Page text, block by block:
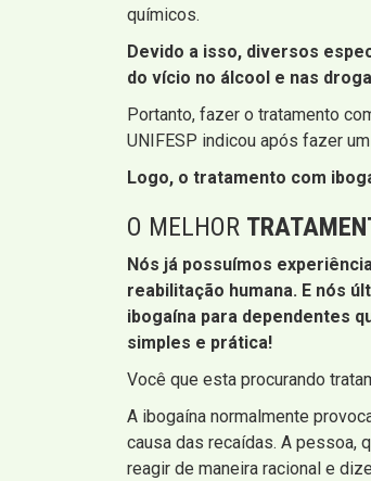
químicos.
Devido a isso, diversos
do vício no álcool e nas
Portanto, fazer o tratamento
UNIFESP indicou após fazer
Logo, o tratamento com
O MELHOR
Nós já possuímos
reabilitação humana. E nós
ibogaína para dependentes
simples e prática!
Você que esta procurando
A ibogaína normalmente
causa das recaídas. A pessoa,
reagir de maneira racional e